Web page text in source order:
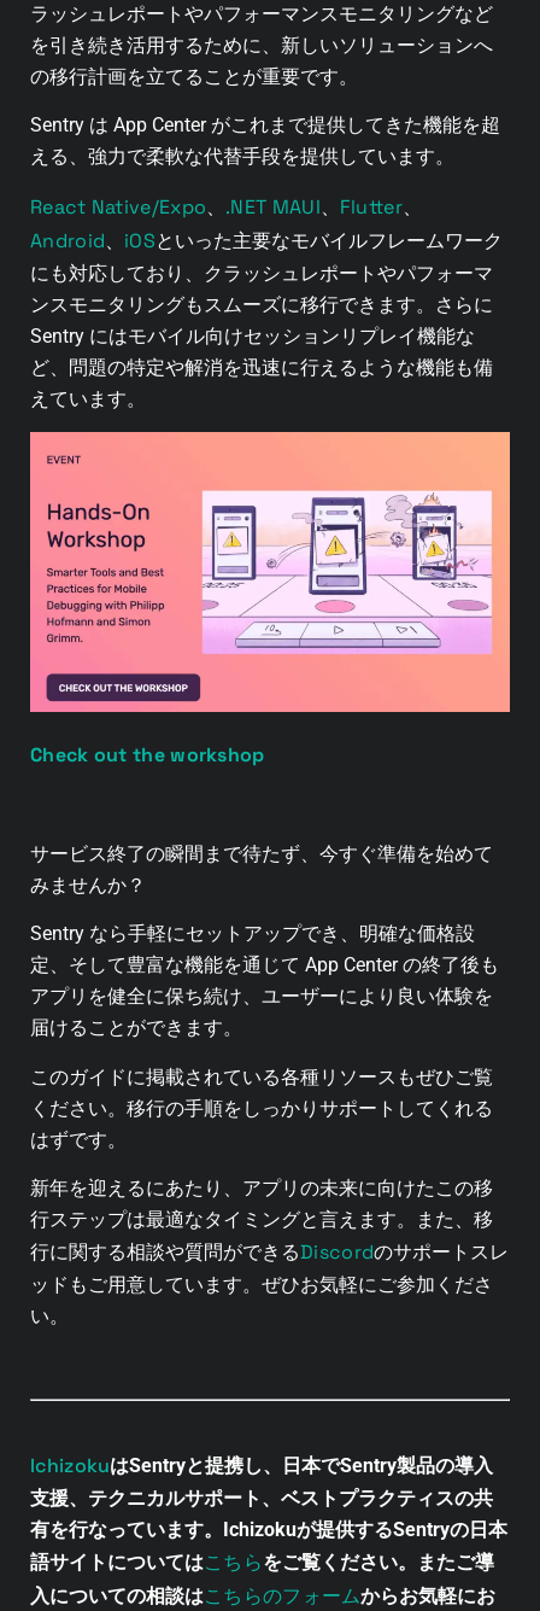
ラッシュレポートやパフォーマンスモニタリングなど
を引き続き活用するために、新しいソリューションへ
の移行計画を立てることが重要です。
Sentry は App Center がこれまで提供してきた機能を超
える、強力で柔軟な代替手段を提供しています。
React Native/Expo .NET MAUI Flutter、
Android iOSといった主要なモバイルフレームワーク
にも対応しており、クラッシュレポートやパフォーマ
ンスモニタリングもスムーズに移行できます。さらに
Sentry にはモバイル向けセッションリプレイ機能な
ど、問題の特定や解消を迅速に行えるような機能も備
えています。
Check out the workshop
サービス終了の瞬間まで待たず、今すぐ準備を始めて
みませんか？
Sentry なら手軽にセットアップでき、明確な価格設
定、そして豊富な機能を通じて App Center の終了後も
アプリを健全に保ち続け、ユーザーにより良い体験を
届けることができます。
このガイドに掲載されている各種リソースもぜひご覧
ください。 移行の手順をしっかりサポートしてくれる
はずです。
新年を迎えるにあたり、アプリの未来に向けたこの移
行ステップは最適なタイミングと言えます。
また、移
行に関する相談や質問ができるDiscordのサポートスレ
ッドもご用意しています。ぜひお気軽にご参加くださ
い。
IchizokuはSentryと提携し、日本でSentry製品の導入
支援、テクニカルサポート、ベストプラクティスの共
有を行なっています。Ichizokuが提供するSentryの日本
語サイトについてはこちらをご覧ください。またご導
入についての相談はこちらのフォームからお気軽にお